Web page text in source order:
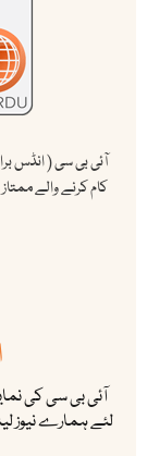
آئی بی سی ( انڈس
کام کرنے والے
آئی بی سی کی
لئے ہمارے نیوز